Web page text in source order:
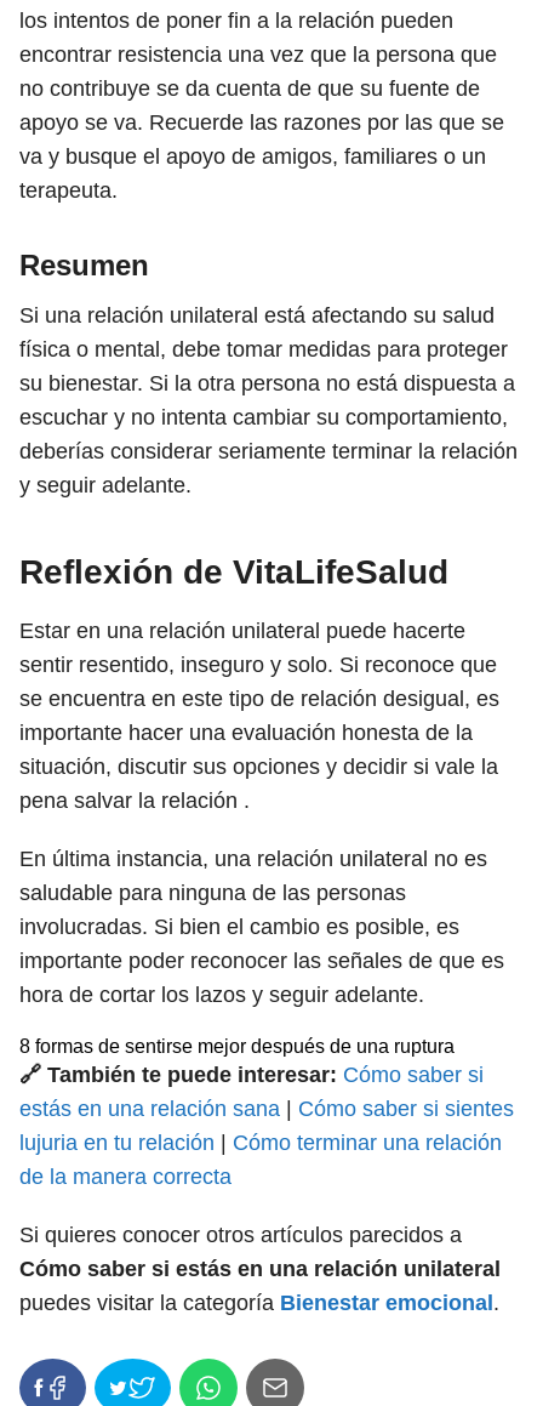
los intentos de poner fin a la relación pueden
encontrar resistencia una vez que la persona que
no contribuye se da cuenta de que su fuente de
apoyo se va. Recuerde las razones por las que se
va y busque el apoyo de amigos, familiares o un
terapeuta.
Resumen
Si una relación unilateral está afectando su salud
física o mental, debe tomar medidas para proteger
su bienestar. Si la otra persona no está dispuesta a
escuchar y no intenta cambiar su comportamiento,
deberías considerar seriamente terminar la relación
y seguir adelante.
Reflexión de VitaLifeSalud
Estar en una relación unilateral puede hacerte
sentir resentido, inseguro y solo. Si reconoce que
se encuentra en este tipo de relación desigual, es
importante hacer una evaluación honesta de la
situación, discutir sus opciones y decidir si vale la
pena salvar la relación .
En última instancia, una relación unilateral no es
saludable para ninguna de las personas
involucradas. Si bien el cambio es posible, es
importante poder reconocer las señales de que es
hora de cortar los lazos y seguir adelante.
8 formas de sentirse mejor después de una ruptura
🔗 También te puede interesar: Cómo saber si
estás en una relación sana
Cómo saber si sientes
lujuria en tu relación
Cómo terminar una relación
de la manera correcta
Si quieres conocer otros artículos parecidos a
Cómo saber si estás en una relación unilateral
puedes visitar la categoría Bienestar emocional .